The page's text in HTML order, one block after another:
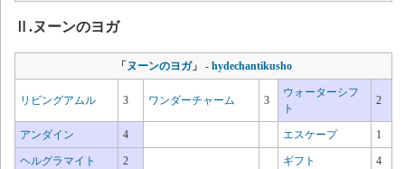
Ⅱ.ヌーンのヨガ
「 ヌーンのヨガ」 - hydechantikusho
リビングアムル 3 ワンダーチャーム 3
ウォーターシフ
ト
2
アンダイン 4 エスケープ 1
ヘルグラマイト 2 ギフト 4